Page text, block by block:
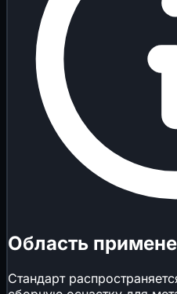
Область
Стандарт